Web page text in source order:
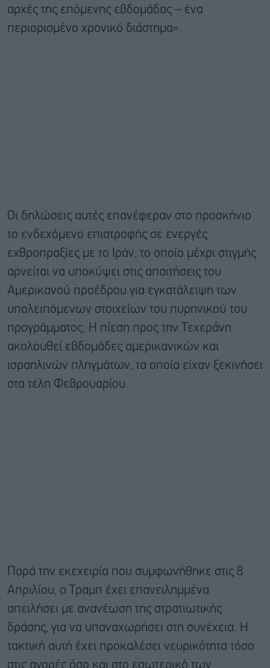
αρχές της επόμενης εβδομάδας – ένα
περιορισμένο χρονικό διάστημα».
Οι δηλώσεις αυτές επανέφεραν στο προσκήνιο
το ενδεχόμενο επιστροφής σε ενεργές
εχθροπραξίες με το Ιράν, το οποίο μέχρι στιγμής
αρνείται να υποκύψει στις απαιτήσεις του
Αμερικανού προέδρου για εγκατάλειψη των
υπολειπόμενων στοιχείων του πυρηνικού του
προγράμματος. Η πίεση προς την Τεχεράνη
ακολουθεί εβδομάδες αμερικανικών και
ισραηλινών πληγμάτων, τα οποία είχαν ξεκινήσει
στα τέλη Φεβρουαρίου.
Παρά την εκεχειρία που συμφωνήθηκε στις 8
Απριλίου, ο Τραμπ έχει επανειλημμένα
απειλήσει με ανανέωση της στρατιωτικής
δράσης, για να υπαναχωρήσει στη συνέχεια. Η
τακτική αυτή έχει προκαλέσει νευρικότητα τόσο
στις αγορές όσο και στο εσωτερικό των